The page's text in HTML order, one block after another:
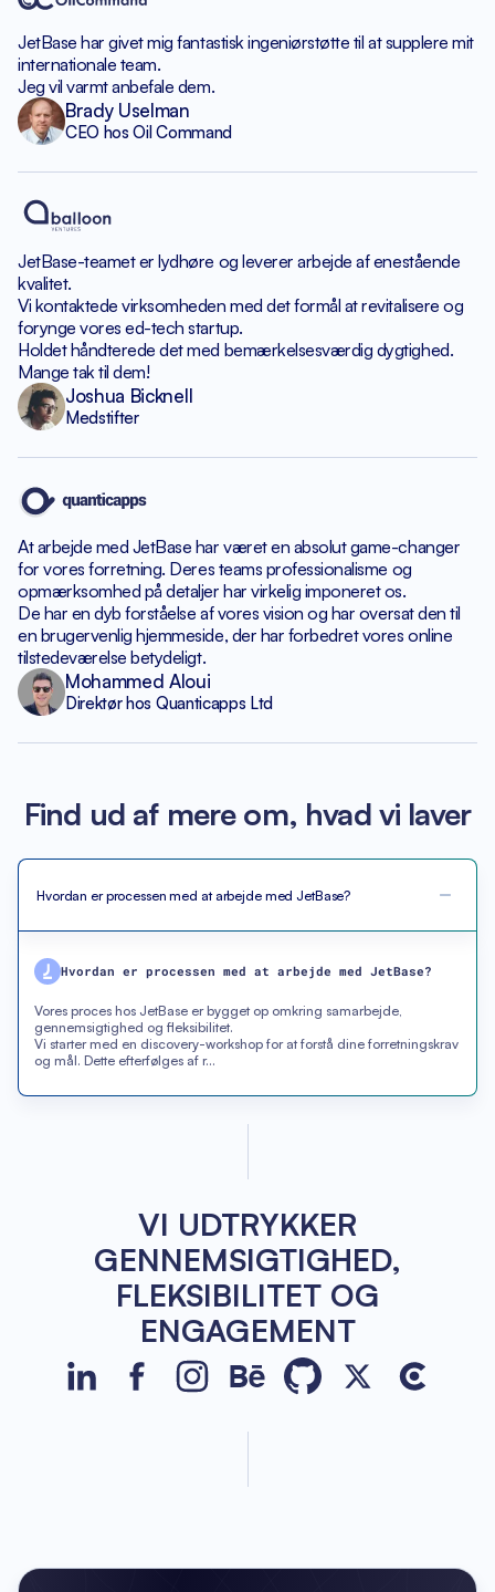
JetBase har givet mig fantastiskingeniørstøtte til at suppleremit
internationale team.
Jeg vil varmt anbefale dem.
Brady Uselman
CEO hos Oil Command
JetBase-teamet er lydhøre og leverer arbejde af enestående
kvalitet.
Vi kontaktede virksomheden med det formål at revitalisere og
forynge vores ed-tech startup.
Holdet håndterede det med bemærkelsesværdig dygtighed.
Mange tak til dem!
Joshua Bicknell
Medstifter
At arbejde med JetBase har været en absolut game-changer
for vores forretning. Deres teams professionalisme og
opmærksomhed på detaljer har virkelig imponeret os.
De har en dyb forståelse af vores vision og har oversat den til
en brugervenlig hjemmeside, der har forbedretvores online
tilstedeværelse betydeligt.
Mohammed Aloui
Direktør hos Quanticapps Ltd
Find ud af mere om, hvad vi laver
Hvordan er processen med at arbejde med JetBase?
Hvordan er processen med at arbejde med JetBase?
Vores proces hos JetBase er bygget op omkring samarbejde,
gennemsigtighed og fleksibilitet.
Vi starter med en discovery-workshop for at forstå dine forretningskrav
og mål. Dette efterfølges af r...
VI UDTRYKKER
GENNEMSIGTIGHED,
FLEKSIBILITET OG
ENGAGEMENT
JetBase on LinkedIn
JetBase on Facebook
JetBase on Instagram
JetBase on Behance
JetBase on GitHub
JetBase on Xcom
JetBase